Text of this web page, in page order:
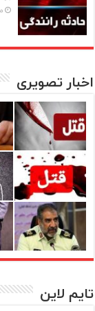
اخبار تصویری
تایم لاین